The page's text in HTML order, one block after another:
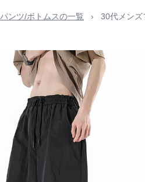
パンツ/ボトムスの一覧 › 30代メンズ